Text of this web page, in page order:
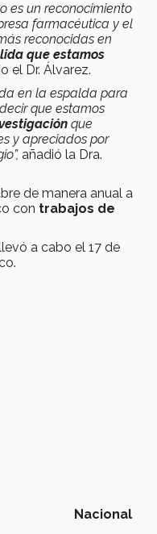
es un reconocimiento
farmacéutica y el
reconocidas en
que estamos
el Dr. Álvarez.
en la espalda para
que estamos
que
y apreciados por
añadió la Dra.
de manera anual a
con trabajos de
a cabo el 17 de
Nacional